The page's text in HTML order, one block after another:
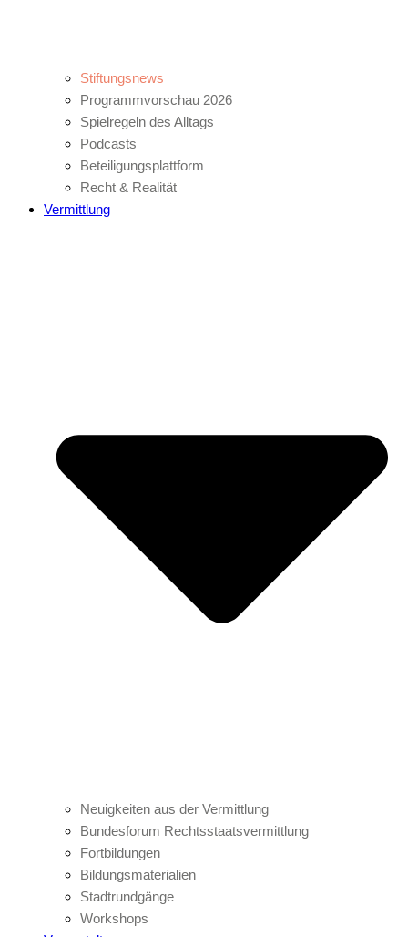
Stiftungsnews
Programmvorschau 2026
Spielregeln des Alltags
Podcasts
Beteiligungsplattform
Recht & Realität
Vermittlung
Neuigkeiten aus der Vermittlung
Bundesforum Rechtsstaatsvermittlung
Fortbildungen
Bildungsmaterialien
Stadtrundgänge
Workshops